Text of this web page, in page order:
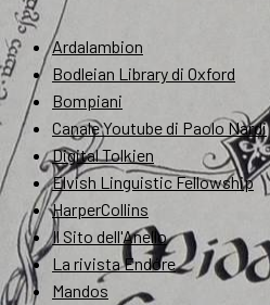
Ardalambion
Bodleian Library di Oxford
Bompiani
Canale Youtube di Paolo Nardi
Digital Tolkien
Elvish Linguistic Fellowship
HarperCollins
Il Sito dell'Anello
La rivista Endóre
Mandos